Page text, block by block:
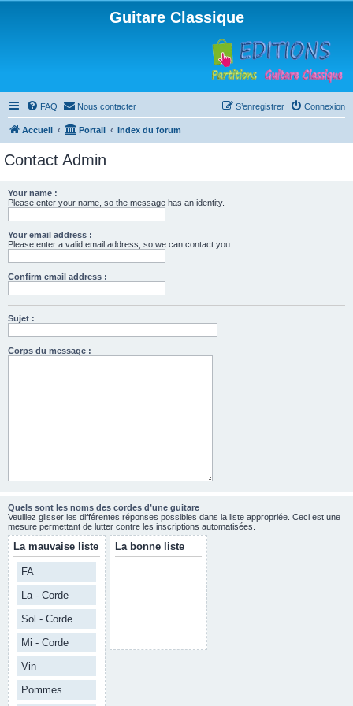
Guitare Classique
FAQ Nous contacter Connexion
S’enregistrer
Accueil Portail Index du forum
Contact Admin
Your name :
Please enter your name, so the message has an identity.
Your email address :
Please enter a valid email address, so we can contact you.
Confirm email address :
Sujet :
Corps du message :
Quels sont les noms des cordes d’une guitare
Veuillez glisser les différentes réponses possibles dans la liste appropriée. Ceci est une
mesure permettant de lutter contre les inscriptions automatisées.
La mauvaise liste
FA
La - Corde
Sol - Corde
Mi - Corde
Vin
Pommes
La bonne liste